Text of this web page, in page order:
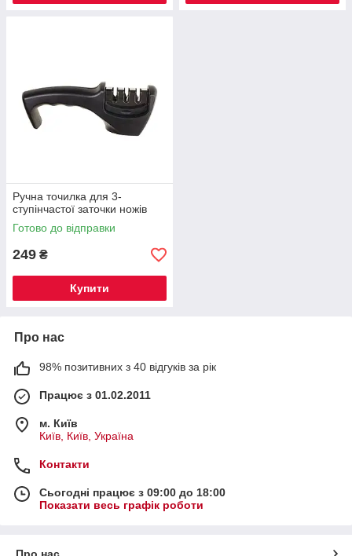
Ручна точилка для 3-
ступінчастої заточки ножів
Готово до відправки
249 ₴
Купити
Про нас
98% позитивних з 40 відгуків за рік
Працює з 01.02.2011
м. Київ
Київ, Київ, Україна
Контакти
Сьогодні працює з 09:00 до 18:00
Показати весь графік роботи